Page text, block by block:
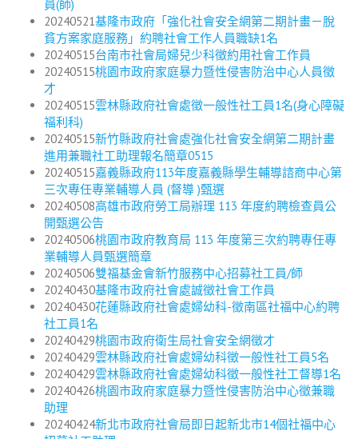
員(師)
20240521基隆市政府「強化社會安全網第二期計畫－脫
貧方案家庭服務」約聘社會工作人員職缺1名
20240515台南市社會局婦兒少科徵約用社會工作員
20240515桃園市政府家庭暴力暨性侵害防治中心人員徵
才
20240515雲林縣政府社會處徵一般性社工員1名(身心障礙
福利科)
20240515新竹縣政府社會處強化社會安全網第二期計畫
進用兼職社工助理報名簡章0515
20240515嘉義縣政府113年度嘉義縣學生輔導諮商中心第
三次專任專業輔導人員 (督導 )甄選
20240508高雄市政府勞工局辦理 113 年度約聘檢查員公
開甄選公告
20240506桃園市政府教育局 113 年度第三次約聘專任專
業輔導人員甄選簡章
20240506雙福基金會新竹服務中心招募社工員/師
20240430基隆市政府社會處誠徵社會工作員
20240430花蓮縣政府社會處婦幼科-徵南區社福中心約聘
社工員1名
20240429桃園市政府衛生局社會安全網徵才
20240429雲林縣政府社會處婦幼科徵一般性社工員5名
20240429雲林縣政府社會處婦幼科徵一般性社工督導1名
20240426桃園市政府家庭暴力暨性侵害防治中心徵兼職
助理
20240424新北市政府社會局即日起新北市14個社福中心